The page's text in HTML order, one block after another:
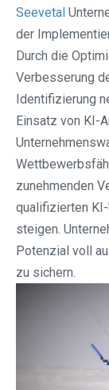
Seevetal⁠
der
Durch die
Verbesserung
Identifizierung
Einsatz von KI-
zunehmenden
qualifizierten
steigen.
Potenzial voll
zu sichern.